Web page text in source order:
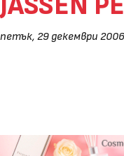
петък, 29 декември